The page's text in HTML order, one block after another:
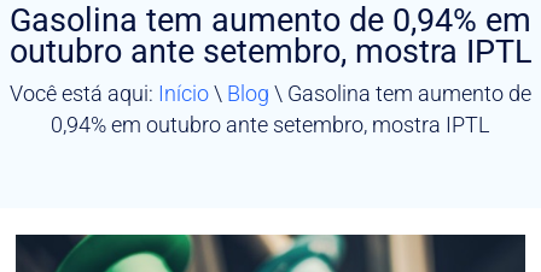
Gasolina tem aumento de 0,94% em
outubro ante setembro, mostra IPTL
Você está aqui: Início\ Blog \ Gasolina tem aumento de
0,94% em outubro ante setembro, mostra IPTL